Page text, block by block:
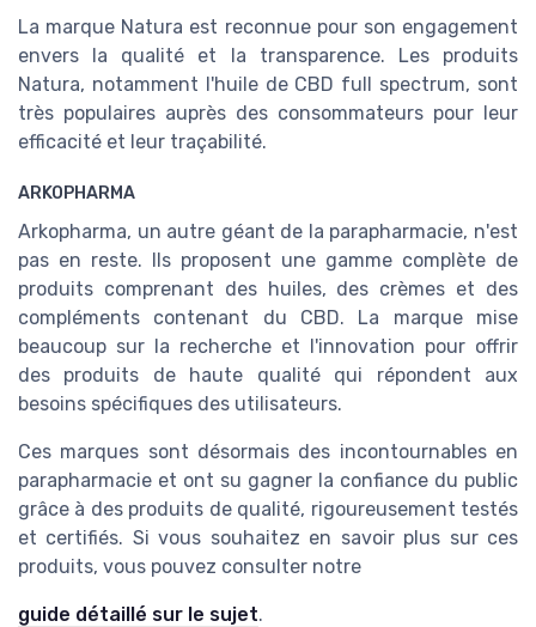
La marque Natura est reconnue pour son engagement
envers la qualité et la transparence. Les produits
Natura, notamment l'huile de CBD full spectrum, sont
très populaires auprès des consommateurs pour leur
efficacité et leur traçabilité.
ARKOPHARMA
Arkopharma, un autre géant de la parapharmacie, n'est
pas en reste. Ils proposent une gamme complète de
produits comprenant des huiles, des crèmes et des
compléments contenant du CBD. La marque mise
beaucoup sur la recherche et l'innovation pour offrir
des produits de haute qualité qui répondent aux
besoins spécifiques des utilisateurs.
Ces marques sont désormais des incontournables en
parapharmacie et ont su gagner la confiance du public
grâce à des produits de qualité, rigoureusement testés
et certifiés. Si vous souhaitez en savoir plus sur ces
produits, vous pouvez consulter notre
guide détaillé sur le sujet.